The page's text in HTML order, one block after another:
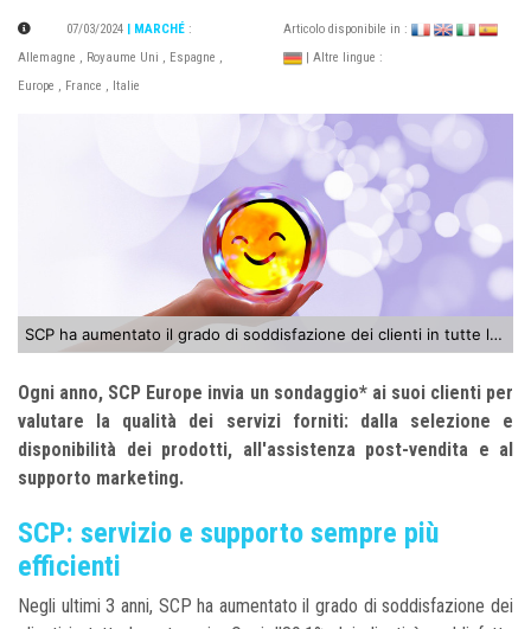
07/03/2024 | MARCHÉ :
Allemagne , Royaume Uni , Espagne ,
Europe , France , Italie
Articolo disponibile in :
| Altre lingue :
SCP ha aumentato il grado di soddisfazione dei clienti in tutte le categorie
Ogni anno, SCP Europe invia un sondaggio* ai suoi clienti per
valutare la qualità dei servizi forniti: dalla selezione e
disponibilità dei prodotti, all'assistenza post-vendita e al
supporto marketing.
SCP: servizio e supporto sempre più
efficienti
Negli ultimi 3 anni, SCP ha aumentato il grado di soddisfazione dei